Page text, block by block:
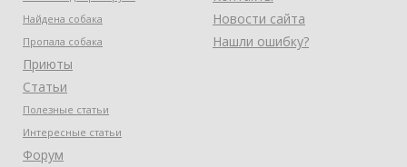
Найдена собака
Пропала собака
Приюты
Статьи
Полезные статьи
Интересные статьи
Форум
Новости сайта
Нашли ошибку?